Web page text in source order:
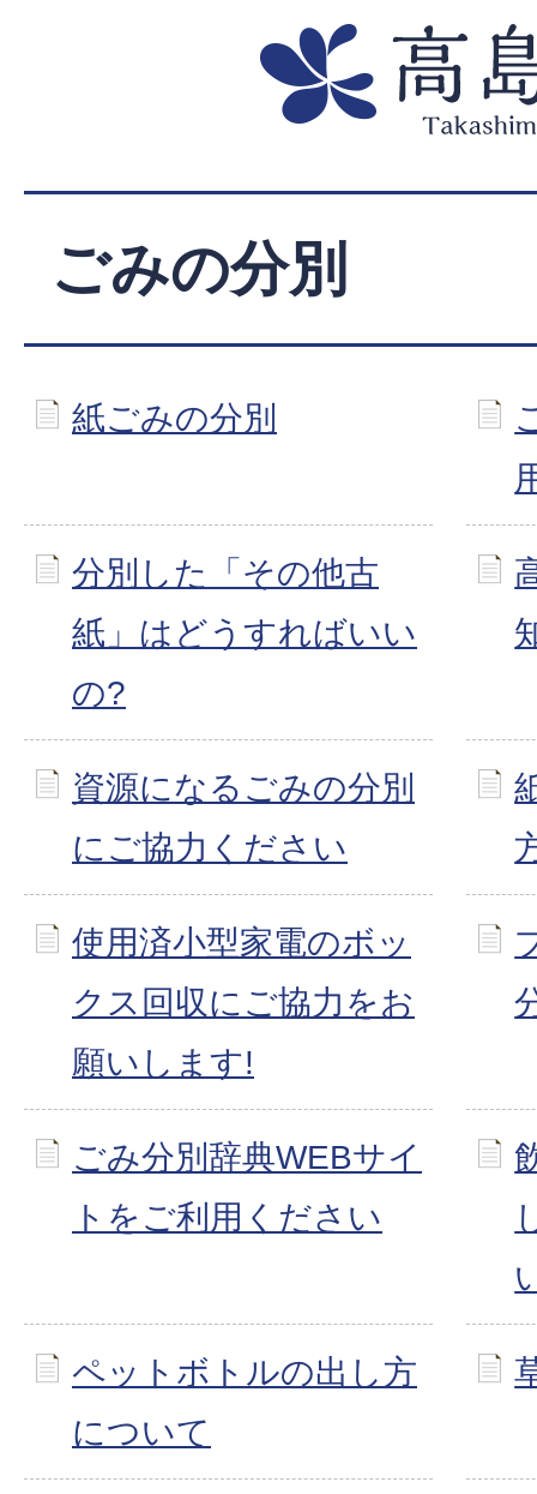
ごみの分別
紙ごみの分別
分別した「その他古
紙」はどうすればいい
の?
資源になるごみの分別
にご協力ください
使用済小型家電のボッ
クス回収にご協力をお
願いします!
ごみ分別辞典WEBサイ
トをご利用ください
ペットボトルの出し方
について